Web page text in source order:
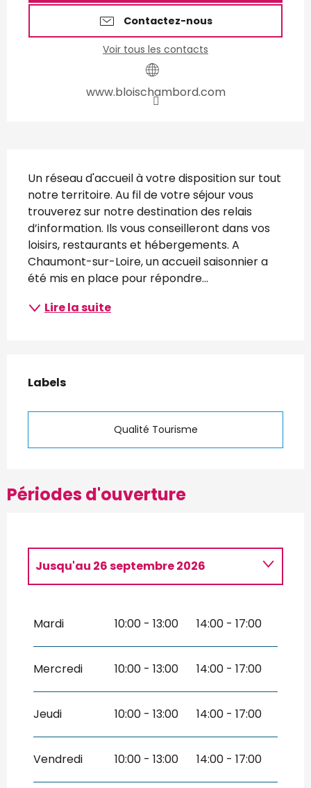
Contactez-nous
Voir tous les contacts
www.bloischambord.com
Description
Un réseau d'accueil à votre disposition sur tout
notre territoire. Au fil de votre séjour vous
trouverez sur notre destination des relais
d’information. Ils vous conseilleront dans vos
loisirs, restaurants et hébergements. A
Chaumont-sur-Loire, un accueil saisonnier a
été mis en place pour répondre...
Lire la suite
Offres de prestations
Labels
Labels
Qualité Tourisme
Périodes d'ouverture
Du14 mai 2026au17 mai 2026
23 mai 2026 au 25 mai 2026
Jusqu'au 26 septembre 2026
Mardi 10:00 - 13:00 14:00 - 17:00
Mercredi 10:00 - 13:00 14:00 - 17:00
Jeudi 10:00 - 13:00 14:00 - 17:00
Vendredi 10:00 - 13:00 14:00 - 17:00